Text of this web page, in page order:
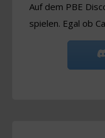
Auf dem PBE
spielen. Egal ob